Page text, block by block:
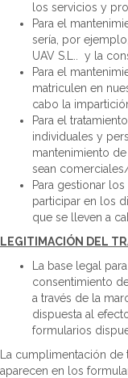
los servicios y
Para el
sería, por
UAV S.L.. y la
Para el
matriculen en
cabo la
Para el
individuales y
mantenimiento
sean
Para gestionar
participar en los
que se lleven a
LEGITIMACIÓN DEL
La base legal
consentimiento
a través de la
dispuesta al
formularios
La cumplimentación
aparecen en los